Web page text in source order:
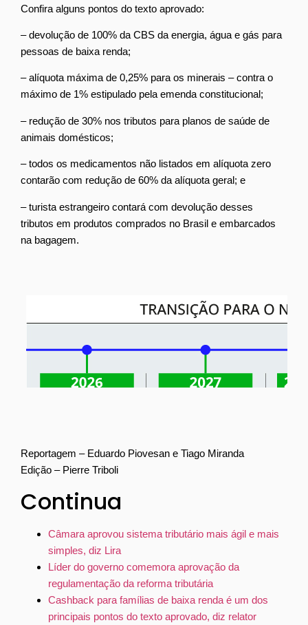
Confira alguns pontos do texto aprovado:
– devolução de 100% da CBS da energia, água e gás para
pessoas de baixa renda;
– alíquota máxima de 0,25% para os minerais – contra o
máximo de 1% estipulado pela emenda constitucional;
– redução de 30% nos tributos para planos de saúde de
animais domésticos;
– todos os medicamentos não listados em alíquota zero
contarão com redução de 60% da alíquota geral; e
– turista estrangeiro contará com devolução desses
tributos em produtos comprados no Brasil e embarcados
na bagagem.
Reportagem – Eduardo Piovesan e Tiago Miranda
Edição – Pierre Triboli
Continua
Câmara aprovou sistema tributário mais ágil e mais
simples, diz Lira
Líder do governo comemora aprovação da
regulamentação da reforma tributária
Cashback para famílias de baixa renda é um dos
principais pontos do texto aprovado, diz relator